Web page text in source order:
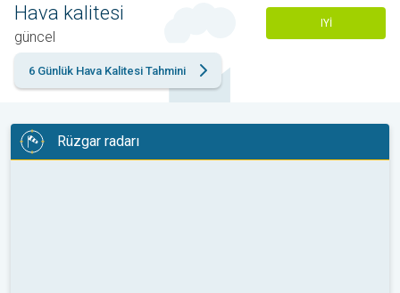
Hava kalitesi
güncel
IYI
6 Günlük Hava Kalitesi Tahmini
Rüzgar radarı